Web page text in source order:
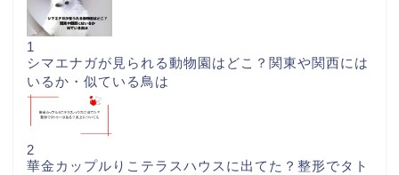
1
シマエナガが見られる動物園はどこ？関東や関西には
いるか・似ている鳥は
2
華金カップルりこテラスハウスに出てた？整形でタト